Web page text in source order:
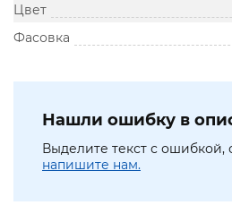
Цвет
Фасовка
Нашли ошибку в
Выделите текст с ошибкой,
напишите нам.